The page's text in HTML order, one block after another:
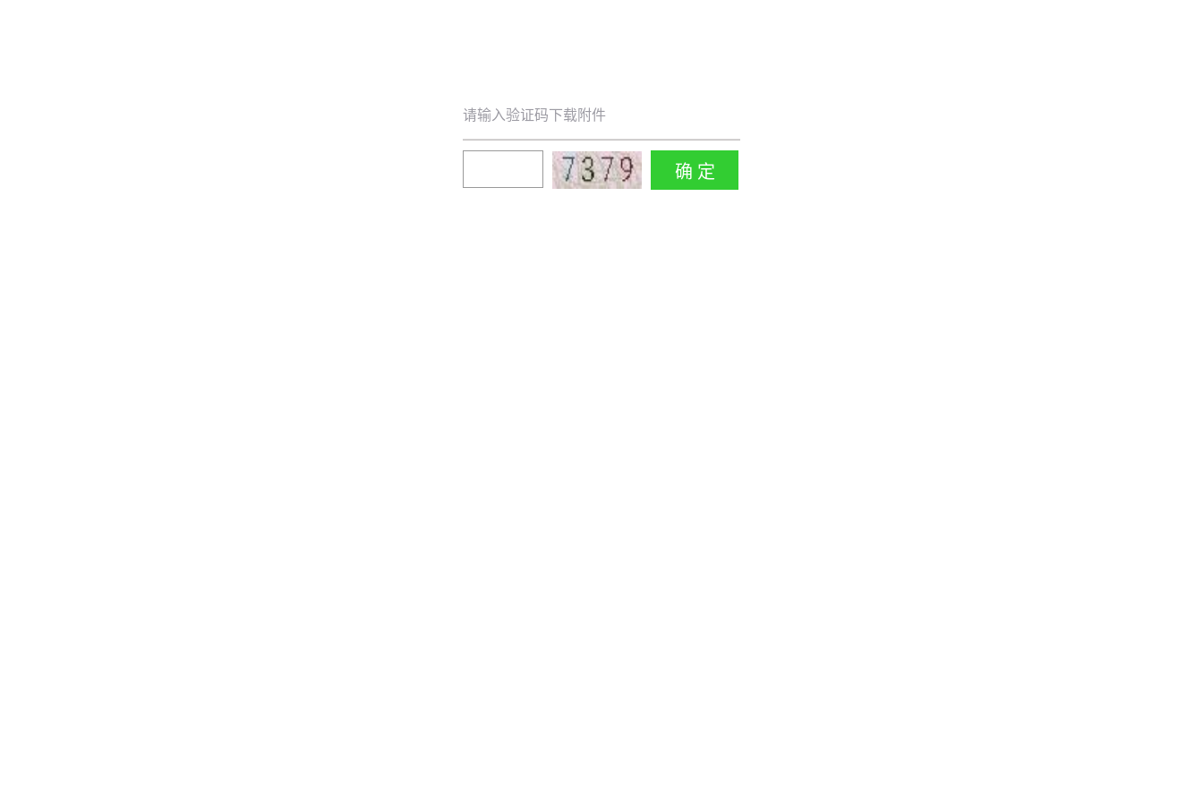
请输入验证码下载附件